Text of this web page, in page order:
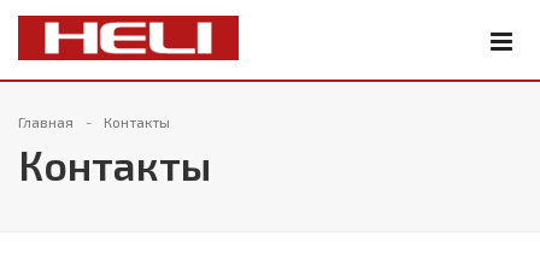
Главная Контакты
Контакты